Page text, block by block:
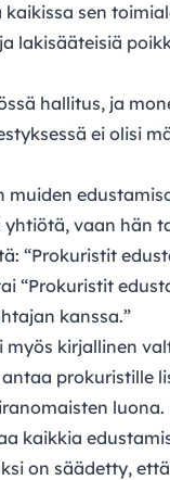
sen
lakisääteisiä
hallitus, ja
ei olisi
muiden
vaan hän
“Prokuristit
“Prokuristit
kanssa.”
kirjallinen
prokuristille
luona.
kaikkia
on säädetty,